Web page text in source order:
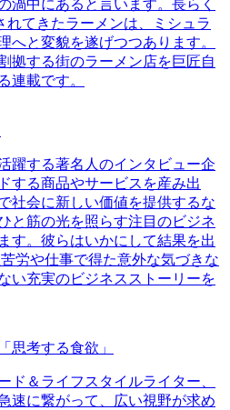
渦中にあると言います。長らく
れてきたラーメンは、ミシュラ
へと変貌を遂げつつあります。
拠する街のラーメン店を巨匠自
連載です。
躍する著名人のインタビュー企
する商品やサービスを産み出
社会に新しい価値を提供するな
と筋の光を照らす注目のビジネ
す。彼らはいかにして結果を出
労や仕事で得た意外な気づきな
い充実のビジネスストーリーを
思考する食欲」
ド＆ライフスタイルライター、
速に繋がって、広い視野が求め